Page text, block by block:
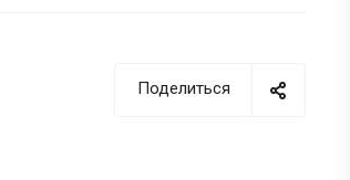
Поделиться